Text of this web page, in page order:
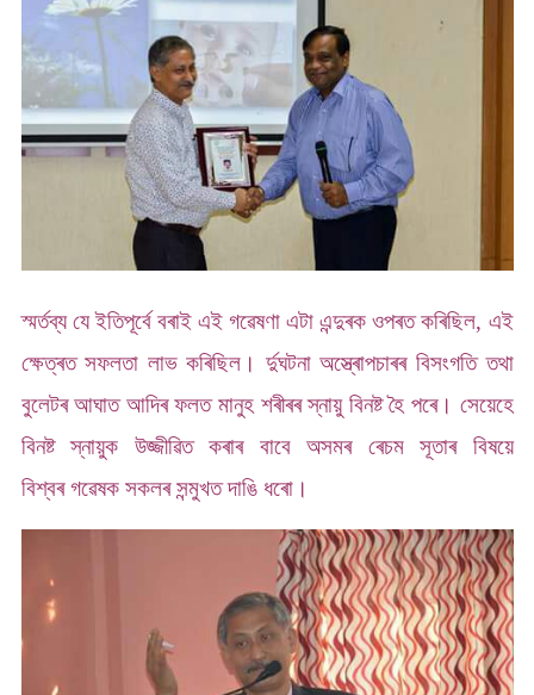
স্মৰ্তব্য যে ইতিপূৰ্বে বৰাই এই গৱেষণা এটা এন্দুৰক ওপৰত কৰিছিল, এই
ক্ষেত্ৰত সফলতা লাভ কৰিছিল। ৰ্দুঘটনা অস্ত্ৰোপচাৰৰ বিসংগতি তথা
বুলেটৰ আঘাত আদিৰ ফলত মানুহ শৰীৰৰ স্নায়ু বিনষ্ট হৈ পৰে। সেয়েহে
বিনষ্ট স্নায়ুক উজ্জীৱিত কৰাৰ বাবে অসমৰ ৰেচম সূতাৰ বিষয়ে
বিশ্বৰ গৱেষক সকলৰ সন্মুখত দাঙি ধৰো।